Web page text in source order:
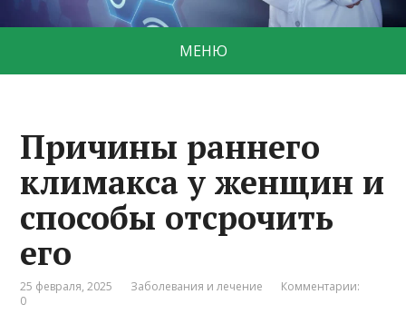
МЕНЮ
Причины раннего
климакса у женщин и
способы отсрочить
его
25 февраля, 2025 Заболевания и лечение
Комментарии:
0